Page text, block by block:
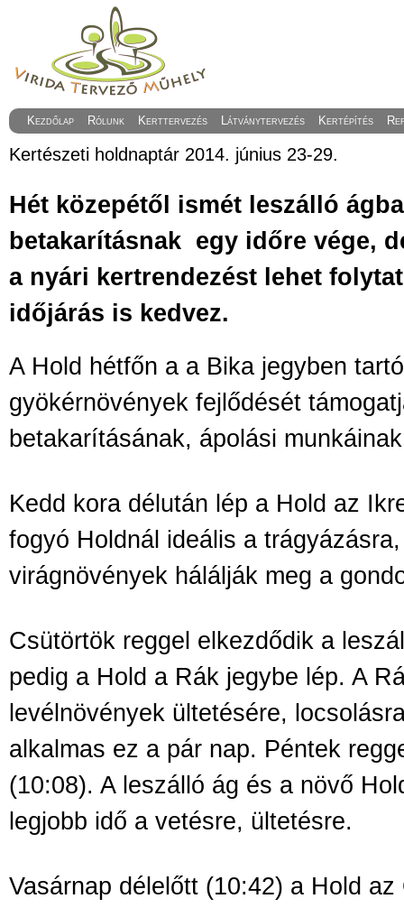
Kezdőlap Rólunk Kerttervezés Látványtervezés Kertépítés
Kertészeti holdnaptár 2014. június 23-29.
Hét közepétől ismét leszálló
betakarításnak egy időre vége,
a nyári kertrendezést lehet
időjárás is kedvez.
A Hold hétfőn a a Bika jegyben
gyökérnövények fejlődését
betakarításának, ápolási
Kedd kora délután lép a Hold az
fogyó Holdnál ideális a
virágnövények hálálják meg a
Csütörtök reggel elkezdődik a
pedig a Hold a Rák jegybe lép. A
levélnövények ültetésére,
alkalmas ez a pár nap. Péntek
(10:08). A leszálló ág és a növő
legjobb idő a vetésre, ültetésre.
Vasárnap délelőtt (10:42) a Hold